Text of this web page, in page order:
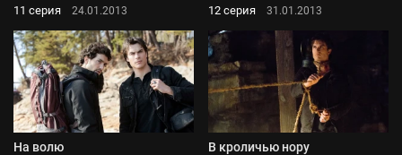
11 серия 24.01.2013 12 серия 31.01.2013
На волю В кроличью нору